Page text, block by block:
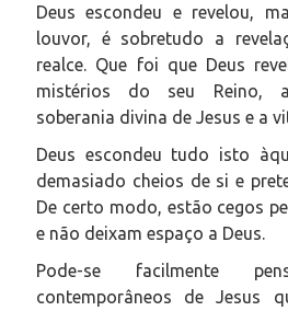
Deus escondeu e revelou,
louvor, é sobretudo a
realce. Que foi que Deus
mistérios do seu Reino,
soberania divina de Jesus e a
Deus escondeu tudo isto
demasiado cheios de si e
De certo modo, estão cegos
e não deixam espaço a Deus.
Pode-se facilmente
contemporâneos de Jesus